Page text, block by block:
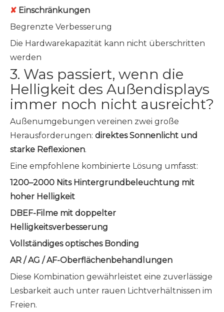
✘ Einschränkungen
Begrenzte Verbesserung
Die Hardwarekapazität kann nicht überschritten
werden
3. Was passiert, wenn die
Helligkeit des Außendisplays
immer noch nicht ausreicht?
Außenumgebungen vereinen zwei große
Herausforderungen: direktes Sonnenlicht und
starke Reflexionen.
Eine empfohlene kombinierte Lösung umfasst:
1200–2000 Nits Hintergrundbeleuchtung mit
hoher Helligkeit
DBEF-Filme mit doppelter
Helligkeitsverbesserung
Vollständiges optisches Bonding
AR / AG / AF-Oberflächenbehandlungen
Diese Kombination gewährleistet eine zuverlässige
Lesbarkeit auch unter rauen Lichtverhältnissen im
Freien.